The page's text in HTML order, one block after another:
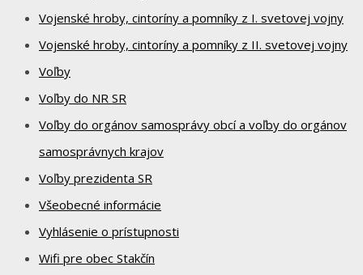
Vojenské hroby, cintoríny a pomníky z I. svetovej vojny
Vojenské hroby, cintoríny a pomníky z II. svetovej vojny
Voľby
Voľby do NR SR
Voľby do orgánov samosprávy obcí a voľby do orgánov
samosprávnych krajov
Voľby prezidenta SR
Všeobecné informácie
Vyhlásenie o prístupnosti
Wifi pre obec Stakčín